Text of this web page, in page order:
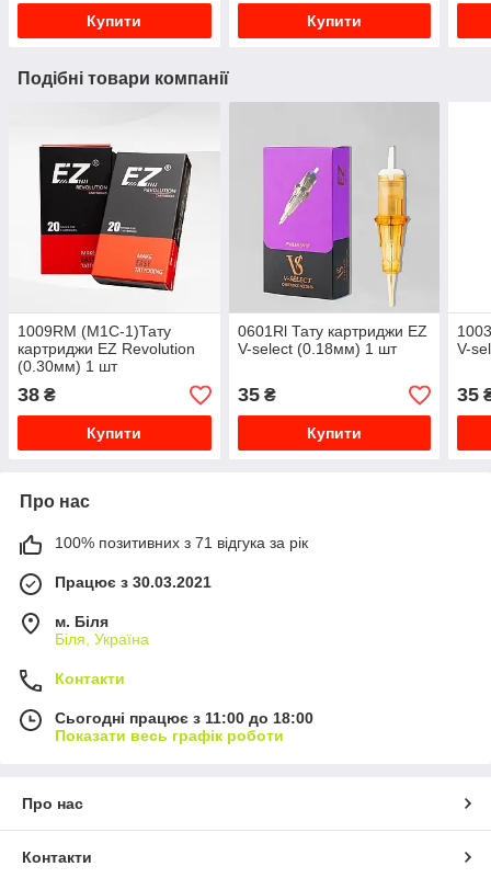
Купити Купити
Подібні товари компанії
1009RМ (M1C-1)Тату
картриджи EZ Revolution
(0.30мм) 1 шт
38 ₴
Купити
0601Rl Тату картриджи EZ
V-select (0.18мм) 1 шт
35₴
Купити
V-
35
Про нас
100% позитивних з 71 відгука за рік
Працює з 30.03.2021
м. Біля
Біля, Україна
Контакти
Сьогодні працює з 11:00 до 18:00
Показати весь графік роботи
Про нас
Контакти